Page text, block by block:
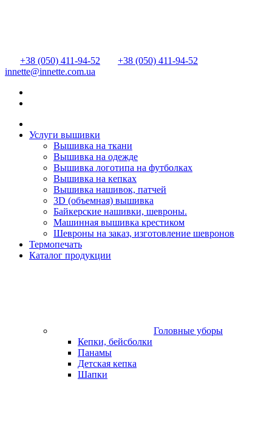
+38 (050) 411-94-52
+38 (050) 411-94-52
innette@innette.com.ua
Услуги вышивки
Вышивка на ткани
Вышивка на одежде
Вышивка логотипа на футболках
Вышивка на кепках
Вышивка нашивок, патчей
3D (объемная) вышивка
Байкерские нашивки, шевроны.
Машинная вышивка крестиком
Шевроны на заказ, изготовление шевронов
Термопечать
Каталог продукции
Головные уборы
Кепки, бейсболки
Панамы
Детская кепка
Шапки